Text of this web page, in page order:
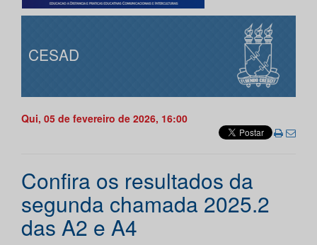
CESAD
Qui, 05 de fevereiro de 2026, 16:00
Confira os resultados da
segunda chamada 2025.2
das A2 e A4